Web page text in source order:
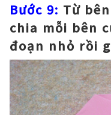
Bước 9: Từ
chia mỗi bên
đoạn nhỏ rồi